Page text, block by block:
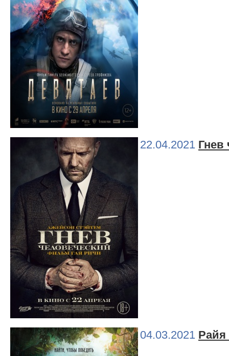
22.04.2021 Гнев
04.03.2021 Райя